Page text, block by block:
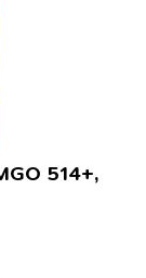
514+,